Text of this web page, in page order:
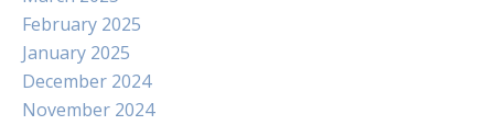
February 2025
January 2025
December 2024
November 2024